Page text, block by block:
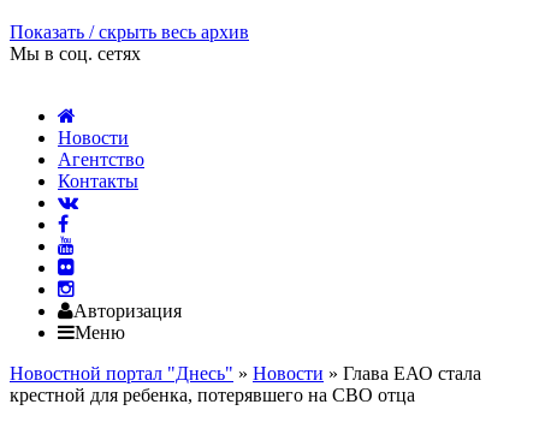
Показать / скрыть весь архив
Мы в соц. сетях
Новости
Агентство
Контакты
Авторизация
Меню
Новостной портал "Днесь" » Новости » Глава ЕАО стала
крестной для ребенка, потерявшего на СВО отца